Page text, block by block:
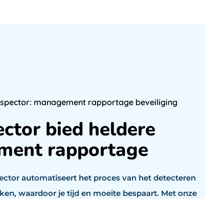
management rapportage beveiliging
bied heldere
rapportage
automatiseert het proces van het detecteren
waardoor je tijd en moeite bespaart. Met onze